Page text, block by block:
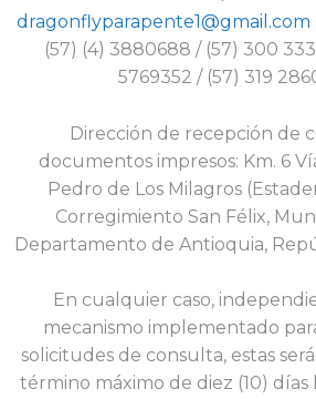
dragonflyparapente1@gmail.com
(57) (4) 3880688 / (57) 300
5769352 / (57) 319
Dirección de recepción de
documentos impresos: Km. 6
Pedro de Los Milagros
Corregimiento San Félix,
Departamento de Antioquia,
En cualquier caso,
mecanismo implementado
solicitudes de consulta, estas
término máximo de diez (10) días